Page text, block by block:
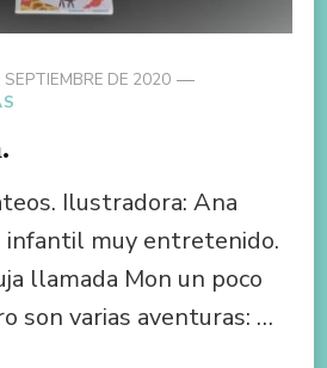
SEPTIEMBRE DE 2020
Ilustradora: Ana
infantil muy entretenido.
llamada Mon un poco
son varias aventuras: …